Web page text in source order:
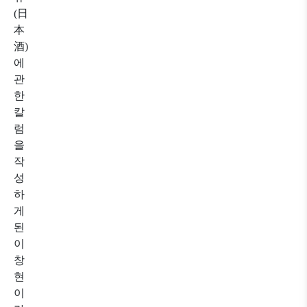
(日
本
酒)
에
관
한
칼
럼
을
작
성
하
게
된
이
창
현
이